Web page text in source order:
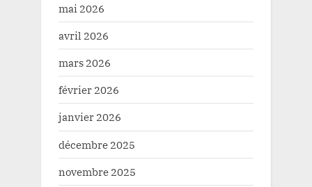
mai 2026
avril 2026
mars 2026
février 2026
janvier 2026
décembre 2025
novembre 2025